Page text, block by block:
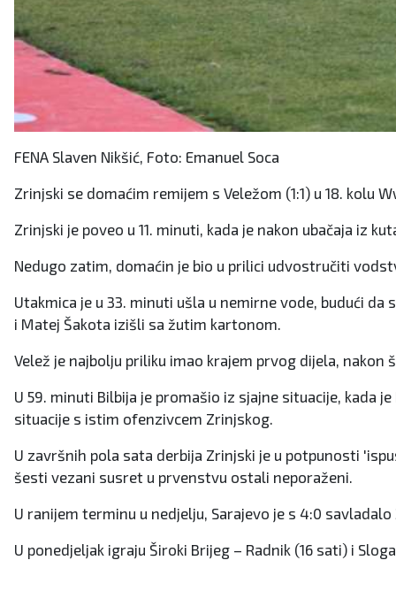
FENA Slaven Nikšić, Foto: Emanuel Soca
Zrinjski se domaćim remijem s Veležom (1:1) u 18. kolu
Zrinjski je poveo u 11. minuti, kada je nakon ubačaja iz
Nedugo zatim, domaćin je bio u prilici udvostručiti
Utakmica je u 33. minuti ušla u nemirne vode, budući da
i Matej Šakota izišli sa žutim kartonom.
Velež je najbolju priliku imao krajem prvog dijela, nakon
U 59. minuti Bilbija je promašio iz sjajne situacije, kada
situacije s istim ofenzivcem Zrinjskog.
U završnih pola sata derbija Zrinjski je u potpunosti
šesti vezani susret u prvenstvu ostali neporaženi.
U ranijem terminu u nedjelju, Sarajevo je s 4:0 savladalo
U ponedjeljak igraju Široki Brijeg – Radnik (16 sati) i